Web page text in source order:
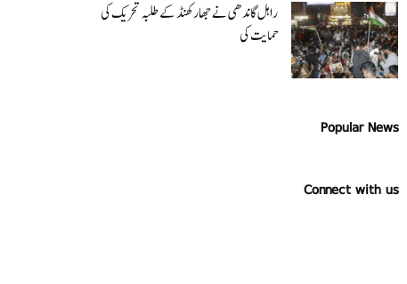
راہل گاندھی نے جھارکھنڈ کے طلبہ تحریک کی
حمایت کی
Popular News
Connect with us